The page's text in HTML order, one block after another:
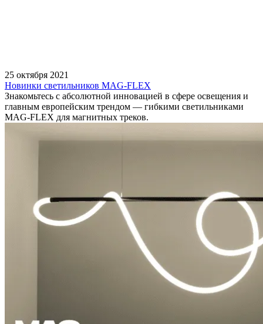
25 октября 2021
Новинки светильников MAG-FLEX
Знакомьтесь с абсолютной инновацией в сфере освещения и
главным европейским трендом — гибкими светильниками
MAG-FLEX для магнитных треков.